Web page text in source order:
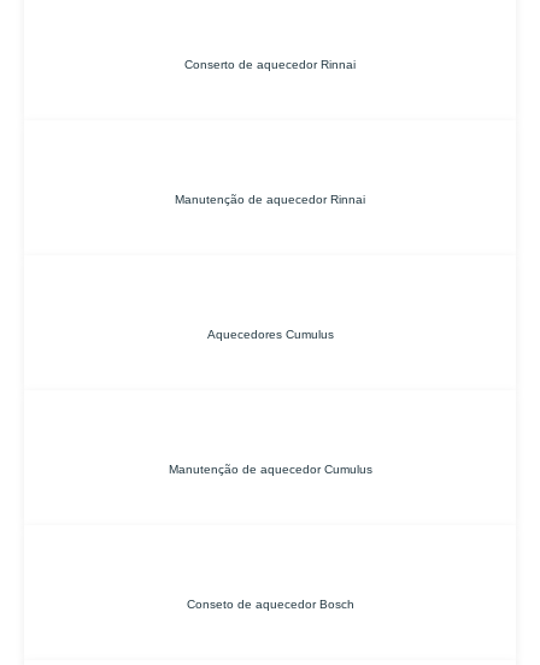
Conserto de aquecedor Rinnai
Manutenção de aquecedor Rinnai
Aquecedores Cumulus
Manutenção de aquecedor Cumulus
Conseto de aquecedor Bosch